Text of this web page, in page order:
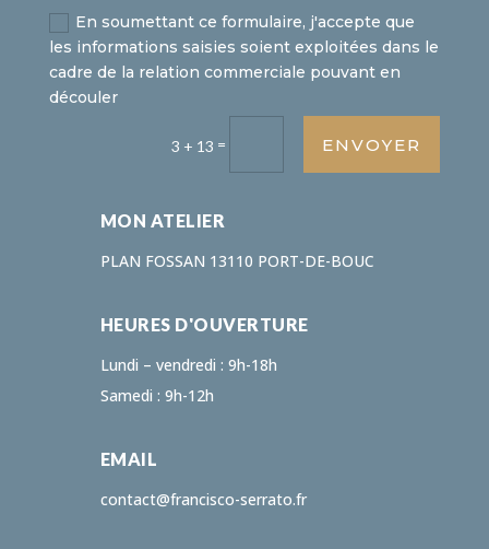
En soumettant ce formulaire, j'accepte que
les informations saisies soient exploitées dans le
cadre de la relation commerciale pouvant en
découler
3 + 13 = ENVOYER
MON ATELIER
PLAN FOSSAN 13110 PORT-DE-BOUC
HEURES D'OUVERTURE
Lundi – vendredi : 9h-18h
Samedi : 9h-12h
EMAIL
contact@francisco-serrato.fr